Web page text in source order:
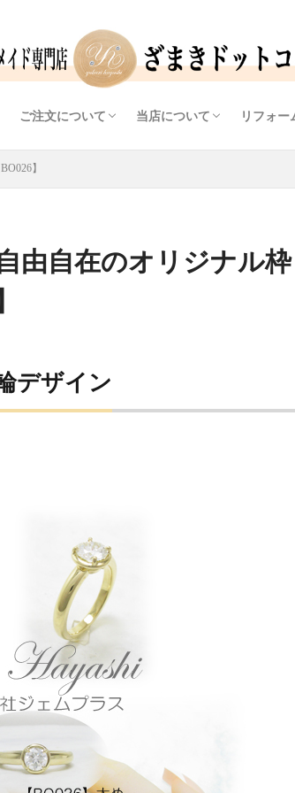
ン）
ご注文について
問い合わせから完成までの流れ
価格情報
よくあるご質問（FAQ)
ご予約・問合せフォーム
当店について
アクセス
ジュエリーデザイナー・
提案力・実績・自社工房
店主ブログ
リフォー
リフォ
オリジ
ダイヤ
】
由自在のオリジナル枠
デザイン